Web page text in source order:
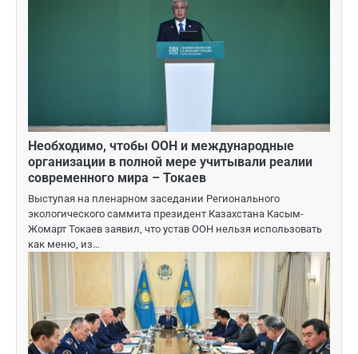
Необходимо, чтобы ООН и международные
организации в полной мере учитывали реалии
современного мира – Токаев
Выступая на пленарном заседании Регионального
экологического саммита президент Казахстана Касым-
Жомарт Токаев заявил, что устав ООН нельзя использовать
как меню, из…